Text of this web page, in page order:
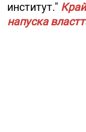
институт."
напуска